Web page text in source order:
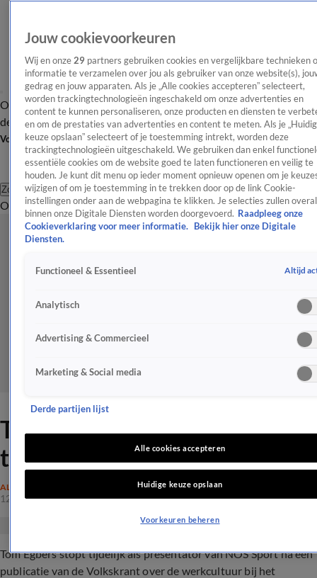
OverzichtAfleveringen Entertainment TV Algemeen
Tip
de redactieNieuwsbrief
Volg Shownieuws
Zoeken
OverzichtEntertainmentSpraakmakendRealityCrimeVideo's
Tom Egbers tijdelijk niet op
tv voor NOS Sport
ALGEMEEN
12 mrt 2023, 18:22
Tom Egbers stopt tijdelijk als presentator van NOS Sport na een
publicatie van de Volkskrant over de werkcultuur bij het
Jouw cookievoorkeuren
Wij en onze 29 partners gebruiken cookies en vergelijkbare technieken
informatie te verzamelen over jou als gebruiker van onze website(s),
gedrag en jouw apparaten. Als je „Alle cookies accepteren” selecteert,
worden trackingtechnologieën ingeschakeld om onze advertenties en
content te kunnen personaliseren, onze producten en diensten te
en om de prestaties van advertenties en content te meten. Als je
keuze opslaan” selecteert of je toestemming intrekt, worden deze
trackingtechnologieën uitgeschakeld. We gebruiken dan enkel
essentiële cookies om de website goed te laten functioneren en veilig te
houden. Je kunt dit menu op ieder moment opnieuw openen om je
wijzigen of om je toestemming in te trekken door op de link Cookie-
instellingen onder aan de webpagina te klikken. Je selecties zullen overal
binnen onze Digitale Diensten worden doorgevoerd. Raadpleeg onze
Cookieverklaring voor meer informatie.
Bekijk hier onze Digitale
Diensten.
Functioneel & Essentieel Altijd
Analytisch
Advertising & Commercieel
Marketing & Social media
Derde partijen lijst
Alle cookies accepteren
Huidige keuze opslaan
Voorkeuren beheren